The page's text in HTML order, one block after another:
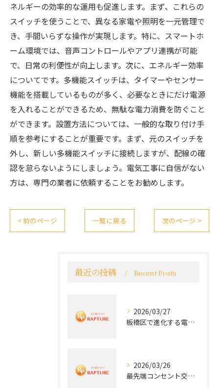
ネルギーの効率的な運用も促進します。まず、これらの
スイッチを使うことで、異なる家電や照明を一元管理で
き、手間いらずな操作が実現します。特に、スマートホ
ーム環境では、音声コントロールやアプリ連携が可能
で、日常の利便性が向上します。次に、エネルギー効率
についてです。多機能スイッチは、タイマーやセンサー
機能を搭載しているものが多く、必要なときにだけ電源
を入れることができるため、無駄な電力消費を防ぐこと
ができます。設置方法については、一般的な取り付け手
順を参考にすることが重要です。まず、元のスイッチを
外し、新しい多機能スイッチに接続しますが、配線の確
認を怠らないようにしましょう。電気工事に自信がない
方は、専門の業者に依頼することをお勧めします。
< 前のページ 一覧に戻る 次のページ >
最近の投稿 Recent Posts
2026/03/27
板橋区で進化する電気工事と最新コンセント交換技術
2026/03/26
最先端コンセント交換で快適な生活を実現する電気工事の技術